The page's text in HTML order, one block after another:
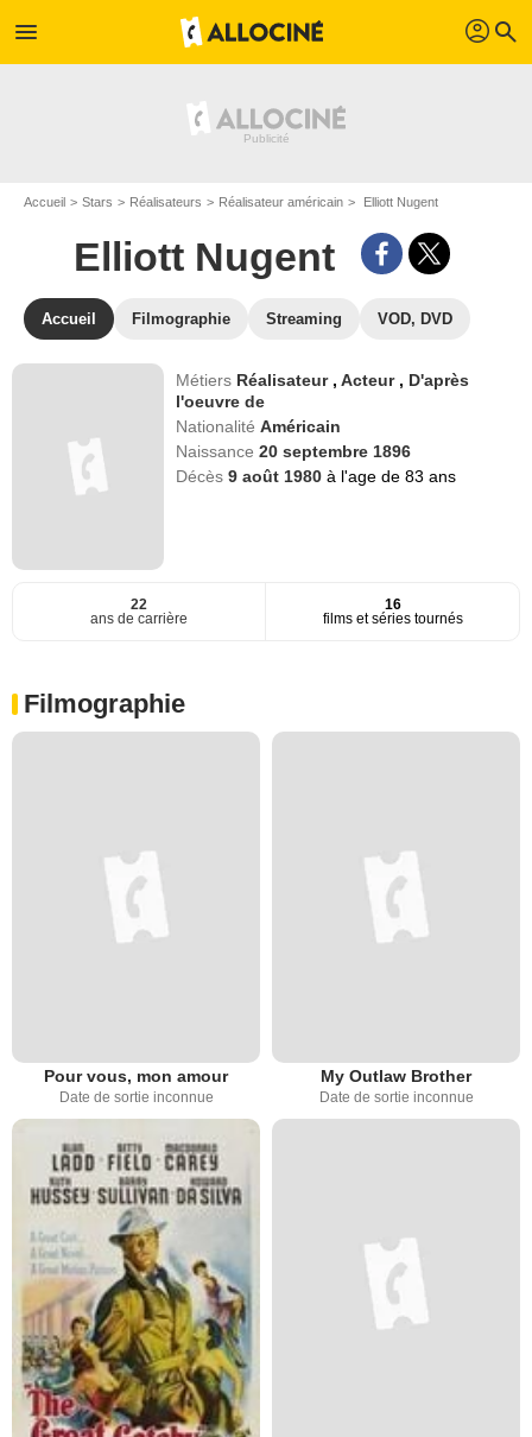
menu profil search
Accueil Stars Réalisateurs Réalisateur américain Elliott Nugent
Elliott Nugent
Accueil Filmographie Streaming VOD, DVD
Métiers Réalisateur ,Acteur , D'après
l'oeuvre de
NationalitéAméricain
Naissance20 septembre 1896
Décès9 août 1980à l'age de 83 ans
22
ans de carrière
16
films et séries tournés
Filmographie
Pour vous, mon amour
Date de sortie inconnue
My Outlaw Brother
Date de sortie inconnue